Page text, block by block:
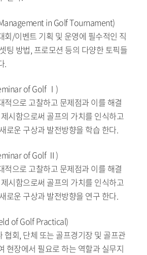
in Golf Tournament)
회/이벤트 기획 및 운영에 필수적인 직
팅 방법, 프로모션 등의 다양한 토픽들
.
of Golf Ⅰ)
적으로 고찰하고 문제점과 이를 해결
시함으로써 골프의 가치를 인식하고
로운 구상과 발전방향을 학습 한다.
of Golf Ⅱ)
적으로 고찰하고 문제점과 이를 해결
시함으로써 골프의 가치를 인식하고
로운 구상과 발전방향을 연구 한다.
of Golf Practical)
협회, 단체 또는 골프경기장 및 골프관
현장에서 필요로 하는 역할과 실무지